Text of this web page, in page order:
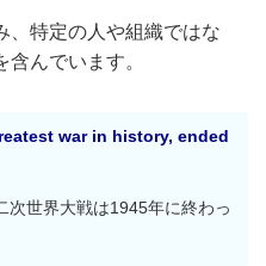
、特定の人や組織ではな
含んでいます。
war in history, ended
次世界大戦は1945年に終わっ